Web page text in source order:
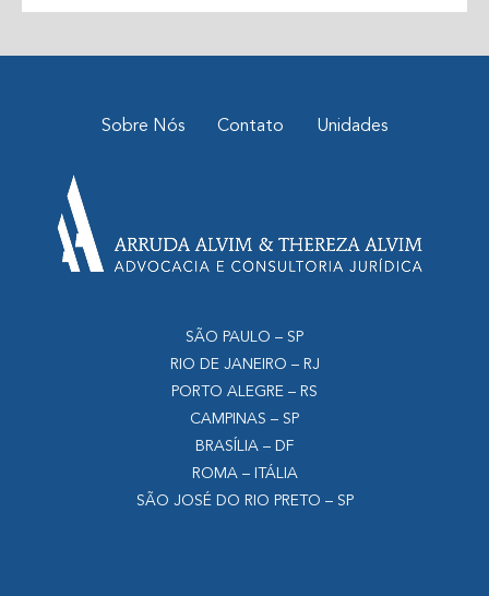
Sobre Nós Contato Unidades
SÃO PAULO – SP
RIO DE JANEIRO – RJ
PORTO ALEGRE – RS
CAMPINAS – SP
BRASÍLIA – DF
ROMA – ITÁLIA
SÃO JOSÉ DO RIO PRETO – SP